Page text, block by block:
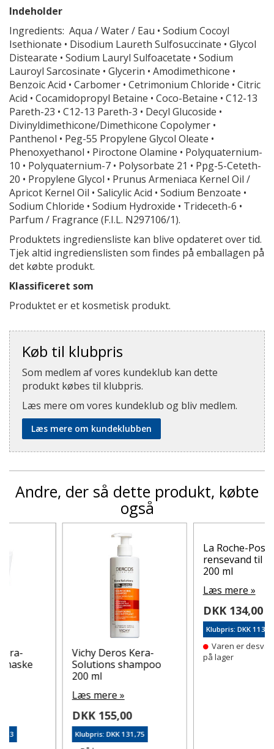
Indeholder
Ingredients: Aqua / Water / Eau • Sodium Cocoyl
Isethionate • Disodium Laureth Sulfosuccinate • Glycol
Distearate • Sodium Lauryl Sulfoacetate • Sodium
Lauroyl Sarcosinate • Glycerin • Amodimethicone •
Benzoic Acid • Carbomer • Cetrimonium Chloride • Citric
Acid • Cocamidopropyl Betaine • Coco-Betaine • C12-13
Pareth-23 • C12-13 Pareth-3 • Decyl Glucoside •
Divinyldimethicone/Dimethicone Copolymer •
Panthenol • Peg-55 Propylene Glycol Oleate •
Phenoxyethanol • Piroctone Olamine • Polyquaternium-
10 • Polyquaternium-7 • Polysorbate 21 • Ppg-5-Ceteth-
20 • Propylene Glycol • Prunus Armeniaca Kernel Oil /
Apricot Kernel Oil • Salicylic Acid • Sodium Benzoate •
Sodium Chloride • Sodium Hydroxide • Trideceth-6 •
Parfum / Fragrance (F.I.L. N297106/1).
Produktets ingrediensliste kan blive opdateret over tid.
Tjek altid ingredienslisten som findes på emballagen på
det købte produkt.
Klassificeret som
Produktet er et kosmetisk produkt.
Køb til klubpris
Som medlem af vores kundeklub kan dette
produkt købes til klubpris.
Læs mere om vores kundeklub og bliv medlem.
Læs mere om kundeklubben
Andre, der så dette produkt, købte
også
La Roche-Posay 3i1
rensevand til ansigt
Læs mere »
DKK 134,00
Klubpris: DKK 113,90
Vichy Capital Soleil
Solstift SPF 50+ 9 g
Læs mere »
DKK 144,00
Klubpris: DKK 122,40